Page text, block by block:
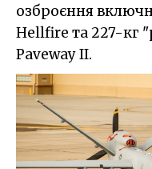
озброєння
Hellfire та 227-кг
Paveway II.